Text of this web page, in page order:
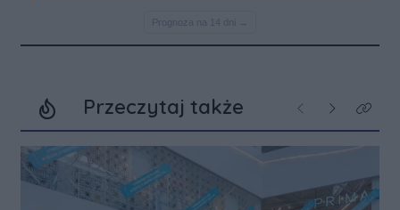
Przeczytaj także Poprzednie
NastępneKliknij